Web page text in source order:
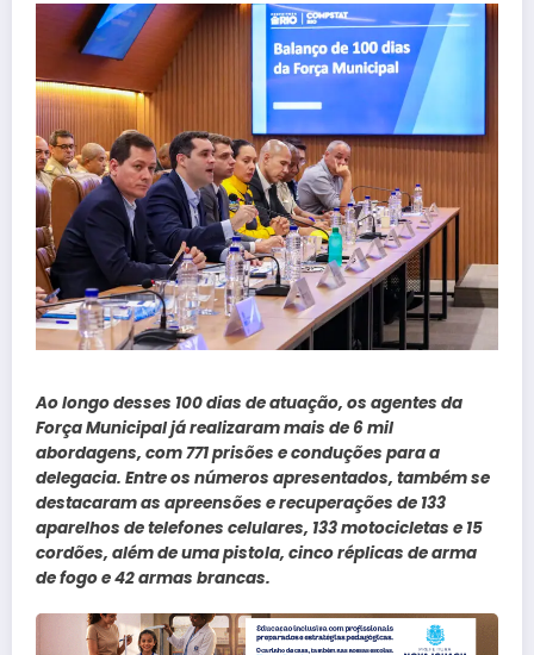
Ao longo desses 100 dias de atuação, os agentes da
Força Municipal já realizaram mais de 6 mil
abordagens, com 771 prisões e conduções para a
delegacia. Entre os números apresentados, também se
destacaram as apreensões e recuperações de 133
aparelhos de telefones celulares, 133 motocicletas e 15
cordões, além de uma pistola, cinco réplicas de arma
de fogo e 42 armas brancas.